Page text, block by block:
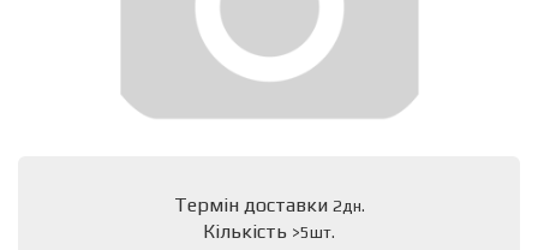
Термін доставки 2дн.
Кількість >5шт.